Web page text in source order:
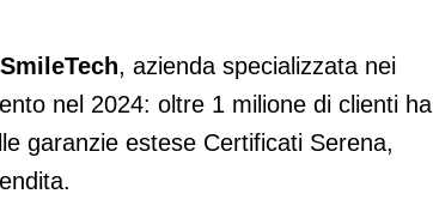
SmileTech, azienda specializzata nei
nel 2024: oltre 1 milione di clienti ha
garanzie estese Certificati Serena,